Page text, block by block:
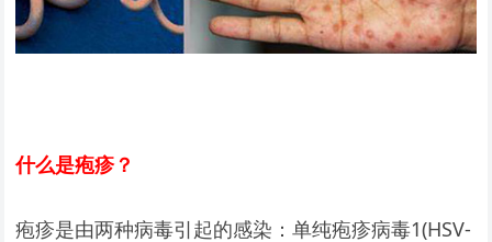
什么是疱疹？
疱疹是由两种病毒引起的感染：单纯疱疹病毒1(HSV-